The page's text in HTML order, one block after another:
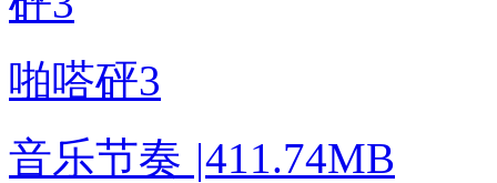
啪嗒砰3
音乐节奏 |411.74MB